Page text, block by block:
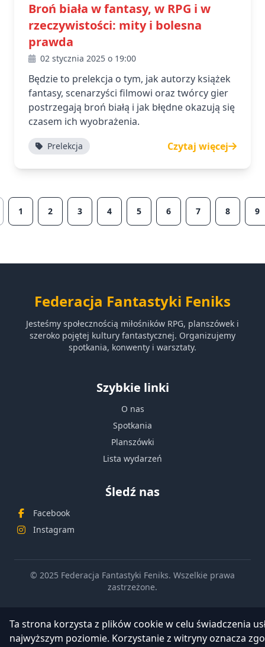
Broń biała w fantasy, w RPG i w
rzeczywistości: mity i bolesna
prawda
02 stycznia 2025 o 19:00
Będzie to prelekcja o tym, jak autorzy książek
fantasy, scenarzyści filmowi oraz twórcy gier
postrzegają broń białą i jak błędne okazują się
czasem ich wyobrażenia.
Prelekcja Czytaj więcej
1 2 3 4 5 6 7 8 9
Federacja Fantastyki Feniks
Jesteśmy społecznością miłośników RPG, planszówek i
szeroko pojętej kultury fantastycznej. Organizujemy
spotkania, konwenty i warsztaty.
Szybkie linki
O nas
Spotkania
Planszówki
Lista wydarzeń
Śledź nas
Facebook
Instagram
© 2025 Federacja Fantastyki Feniks. Wszelkie prawa
zastrzeżone.
Ta strona korzysta z plików cookie w celu świadczenia
najwyższym poziomie. Korzystanie z witryny oznacza